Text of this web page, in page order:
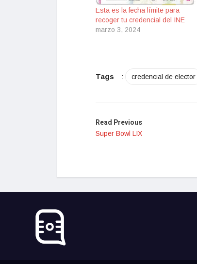
Esta es la fecha límite para
recoger tu credencial del INE
marzo 3, 2024
Tags : credencial de elector
Read Previous
Super Bowl LIX